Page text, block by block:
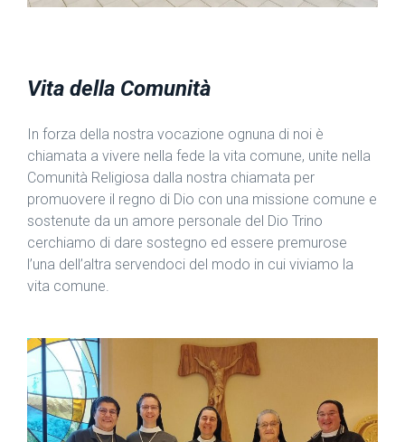
Vita della Comunità
In forza della nostra vocazione ognuna di noi è
chiamata a vivere nella fede la vita comune, unite nella
Comunità Religiosa dalla nostra chiamata per
promuovere il regno di Dio con una missione comune e
sostenute da un amore personale del Dio Trino
cerchiamo di dare sostegno ed essere premurose
l’una dell’altra servendoci del modo in cui viviamo la
vita comune.